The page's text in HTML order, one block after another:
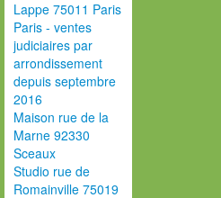
Lappe 75011 Paris
Paris - ventes
judiciaires par
arrondissement
depuis septembre
2016
Maison rue de la
Marne 92330
Sceaux
Studio rue de
Romainville 75019